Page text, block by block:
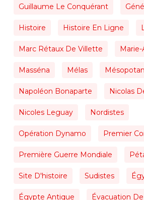
Guillaume Le Conquérant
Histoire Histoire En Ligne
Marc Rétaux De Villette
Masséna Mélas
Napoléon Bonaparte Nicolas
Nicoles Leguay Nordistes
Opération Dynamo Premier
Première Guerre Mondiale
Site D'histoire Sudistes
Égypte Antique Évacuation